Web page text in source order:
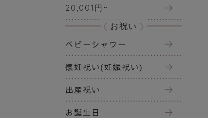
20,001円~
お祝い
ベビーシャワー
懐妊祝い(妊娠祝い)
出産祝い
お誕生日